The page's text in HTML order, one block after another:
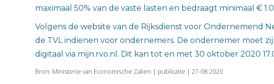
maximaal 50% van de vaste lasten en bedraagt minimaal €
Volgens de website van de Rijksdienst voor Ondernemend
de TVL indienen voor ondernemers. De ondernemer moet
digitaal via mijn.rvo.nl. Dit kan tot en met 30 oktober 2020
Bron: Ministerie van Economische Zaken | publicatie | 27-08-2020